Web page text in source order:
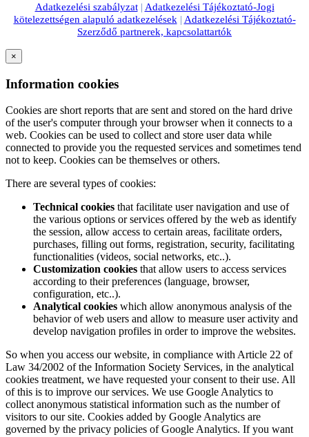
Adatkezelési szabályzat| Adatkezelési Tájékoztató-Jogi
kötelezettségen alapuló adatkezelések | Adatkezelési Tájékoztató-
Szerződő partnerek, kapcsolattartók
×
Information cookies
Cookies are short reports that are sent and stored on the hard drive
of the user's computer through your browser when it connects to a
web. Cookies can be used to collect and store user data while
connected to provide you the requested services and sometimes tend
not to keep. Cookies can be themselves or others.
There are several types of cookies:
Technical cookies that facilitate user navigation and use of
the various options or services offered by the web as identify
the session, allow access to certain areas, facilitate orders,
purchases, filling out forms, registration, security, facilitating
functionalities (videos, social networks, etc..).
Customization cookies that allow users to access services
according to their preferences (language, browser,
configuration, etc..).
Analytical cookies which allow anonymous analysis of the
behavior of web users and allow to measure user activity and
develop navigation profiles in order to improve the websites.
So when you access our website, in compliance with Article 22 of
Law 34/2002 of the Information Society Services, in the analytical
cookies treatment, we have requested your consent to their use. All
of this is to improve our services. We use Google Analytics to
collect anonymous statistical information such as the number of
visitors to our site. Cookies added by Google Analytics are
governed by the privacy policies of Google Analytics. If you want